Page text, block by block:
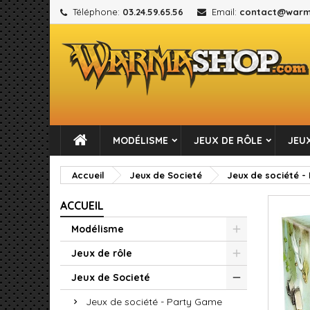
Téléphone: 03.24.59.65.56 Email:
MODÉLISME JEUX DE RÔLE
Accueil Jeux de Societé Jeux de société -
ACCUEIL
Modélisme
Jeux de rôle
Jeux de Societé
Jeux de société - Party Game
add_circle_outline